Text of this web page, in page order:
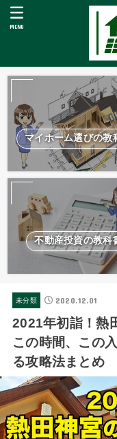
MENU
マイホーム選びの教
不動産投資の教科
未分類 2020.12.01
2021年初詣！熱
この時間、この
る攻略法まとめ